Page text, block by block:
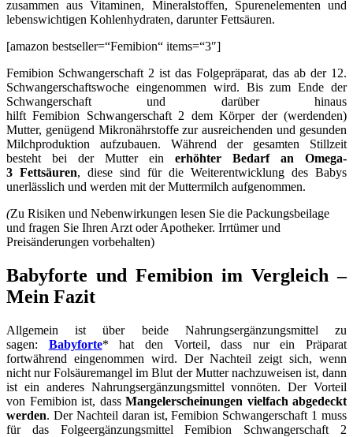
zusammen aus Vitaminen, Mineralstoffen, Spurenelementen und
lebenswichtigen Kohlenhydraten, darunter Fettsäuren.
[amazon bestseller=“Femibion“ items=“3″]
Femibion Schwangerschaft 2 ist das Folgepräparat, das ab der 12.
Schwangerschaftswoche eingenommen wird. Bis zum Ende der
Schwangerschaft und darüber hinaus
hilft Femibion Schwangerschaft 2 dem Körper der (werdenden)
Mutter, genügend Mikronährstoffe zur ausreichenden und gesunden
Milchproduktion aufzubauen. Während der gesamten Stillzeit
besteht bei der Mutter ein erhöhter Bedarf an Omega-
3 Fettsäuren, diese sind für die Weiterentwicklung des Babys
unerlässlich und werden mit der Muttermilch aufgenommen.
(Zu Risiken und Nebenwirkungen lesen Sie die Packungsbeilage
und fragen Sie Ihren Arzt oder Apotheker. Irrtümer und
Preisänderungen vorbehalten)
Babyforte und Femibion im Vergleich –
Mein Fazit
Allgemein ist über beide Nahrungsergänzungsmittel zu
sagen: Babyforte* hat den Vorteil, dass nur ein Präparat
fortwährend eingenommen wird. Der Nachteil zeigt sich, wenn
nicht nur Folsäuremangel im Blut der Mutter nachzuweisen ist, dann
ist ein anderes Nahrungsergänzungsmittel vonnöten. Der Vorteil
von Femibion ist, dass Mangelerscheinungen vielfach abgedeckt
werden. Der Nachteil daran ist, Femibion Schwangerschaft 1 muss
für das Folgeergänzungsmittel Femibion Schwangerschaft 2